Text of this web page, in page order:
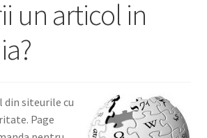
un articol in
din siteurile cu
Page